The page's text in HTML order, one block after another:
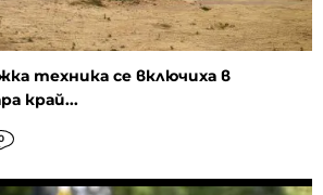
техника се включиха в
край...